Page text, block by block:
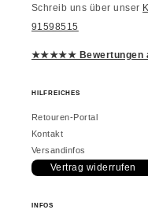
Schreib uns über unser
91598515
★★★★★ Bewertungen
HILFREICHES
Retouren-Portal
Kontakt
Versandinfos
Vertrag widerrufen
INFOS